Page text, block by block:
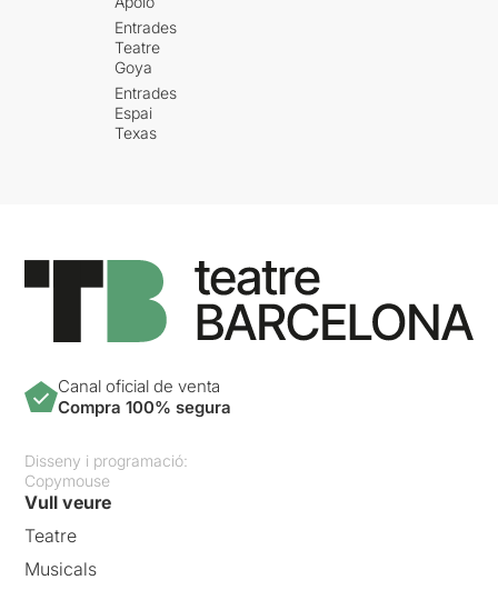
Entrades
Teatre
Goya
Entrades
Espai
Texas
Canal oficial de venta
Compra 100% segura
Disseny i programació:
Copymouse
Vull veure
Teatre
Musicals